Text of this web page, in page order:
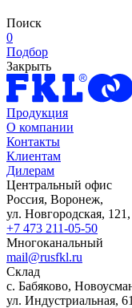
Поиск
0
Подбор
Закрыть
Продукция
О компании
Контакты
Клиентам
Дилерам
Центральный офис
Россия, Воронеж,
ул. Новгородская,
+7 473 211-05-50
Многоканальный
mail@rusfkl.ru
Склад
с. Бабяково,
ул. Индустриальная,